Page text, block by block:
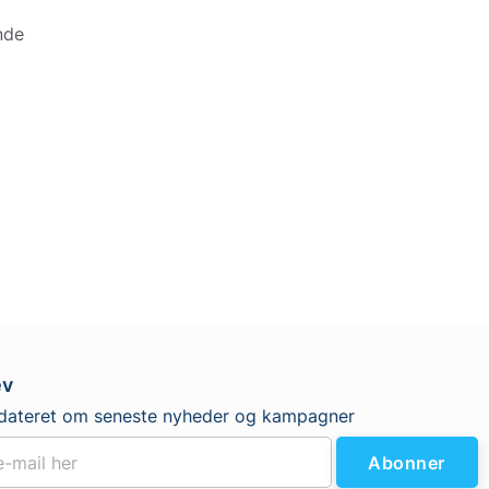
om seneste nyheder og kampagner
Abonner